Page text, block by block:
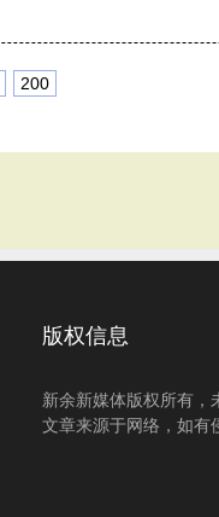
200
版权信息
新余新媒体版权所有，
文章来源于网络，如有